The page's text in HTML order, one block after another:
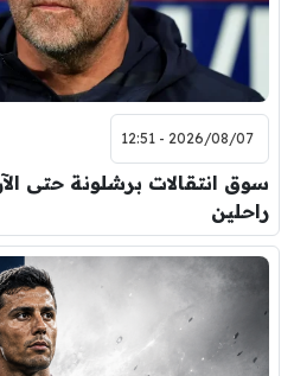
2026/08/07 - 12:51
راحلين